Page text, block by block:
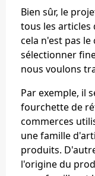
Bien sûr, le
tous les articles
cela n'est pas le
sélectionner
nous voulons
Par exemple, il
fourchette de
commerces
une famille
produits.
l'origine du